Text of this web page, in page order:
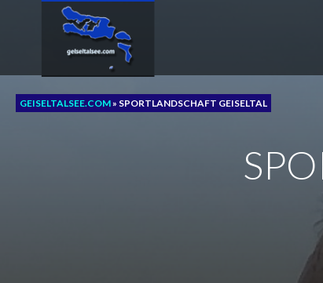
GEISELTALSEE.COM» SPORTLANDSCHAFT GEISELTAL